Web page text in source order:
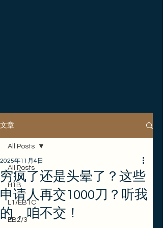
文章
All Posts
H1B
L1/EB1C
EB2/3
All Posts
穷疯了还是头晕了？这些
申请人再交1000刀？听我
的，咱不交！
2025年11月4日